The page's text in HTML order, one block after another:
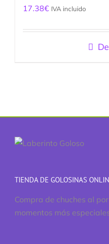
17.38€ IVA incluido
TIENDA DE GOLOSINAS
Compra de chuches al
momentos más